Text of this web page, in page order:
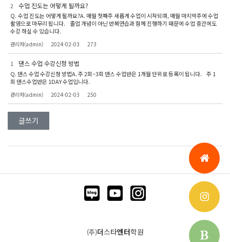
2 수업 진도는 어떻게 될까요?
Q. 수업 진도는 어떻게 될까요?A. 매월 첫째주 새롭게 수업이 시작되며, 매월 마지막주에 수업
촬영으로 마무리 됩니다. 졸업 개념이 아닌 반복연습과 함께 진행하기 때문에 수업 중간에도
수강 하실 수 있습니다.
관리자(admin) 2024-02-03 273
1 댄스 수업 수강신청 방법
Q. 댄스 수업 수강신청 방법A. 주 2회~3회 댄스 수업반은 1개월 단위로 등록이 됩니다. 주 1
회 댄스수업반은 1DAY 수업입니다.
관리자(admin) 2024-02-03 250
글쓰기
(주)더스타엔터학원